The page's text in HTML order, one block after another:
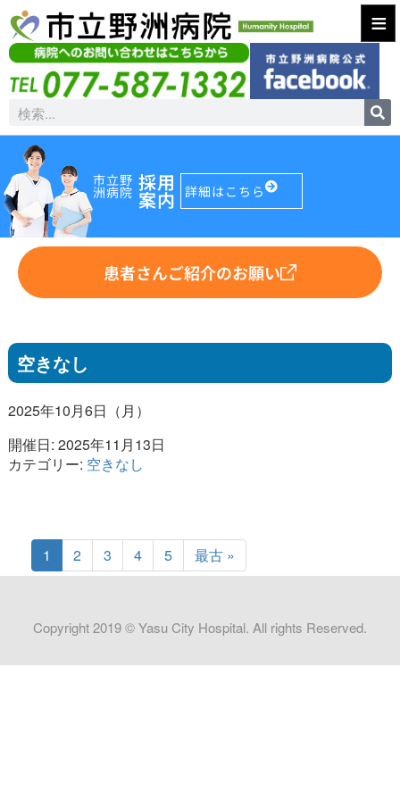
≡
市立野
洲病院 採用
案内 詳細はこちら
患者さんご紹介のお願い
空きなし
2025年10月6日（月）
開催日: 2025年11月13日
カテゴリー: 空きなし
1 2 3 4 5 最古 »
Copyright 2019 © Yasu City Hospital. All rights Reserved.